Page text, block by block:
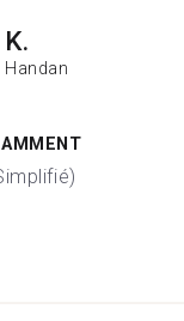
K.
Handan